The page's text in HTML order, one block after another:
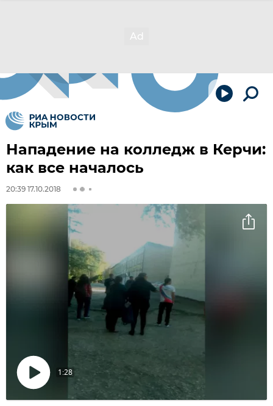
Нападение на колледж в Керчи:
как все началось
20:39 17.10.2018
Воспроизвести
1:28